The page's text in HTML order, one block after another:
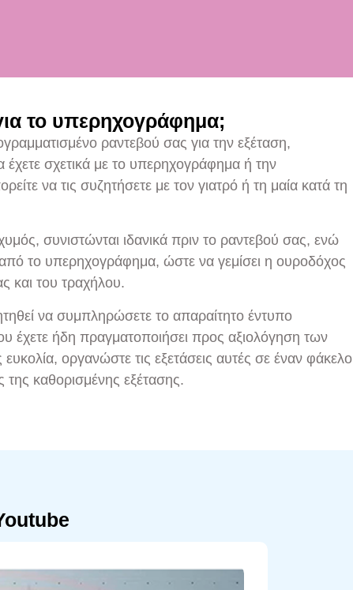
το υπερηχογράφημα;
ραντεβού σας για την εξέταση,
έχετε σχετικά με το υπερηχογράφημα ή την
να τις συζητήσετε με τον γιατρό ή τη μαία κατά τη
συνιστώνται ιδανικά πριν το ραντεβού σας, ενώ
το υπερηχογράφημα, ώστε να γεμίσει η ουροδόχος
και του τραχήλου.
να συμπληρώσετε το απαραίτητο έντυπο
έχετε ήδη πραγματοποιήσει προς αξιολόγηση των
οργανώστε τις εξετάσεις αυτές σε έναν φάκελο
της καθορισμένης εξέτασης.